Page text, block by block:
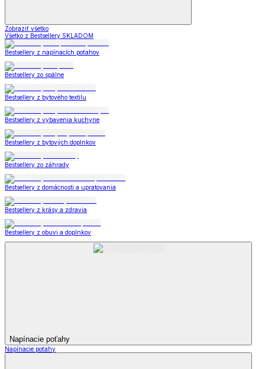
Zobraziť všetko
Všetko z Bestsellery SKLADOM
Bestsellery z napínacích poťahov
Bestsellery zo spálne
Bestsellery z bytového textilu
Bestsellery z vybavenia kuchyne
Bestsellery z bytových doplnkov
Bestsellery zo záhrady
Bestsellery z domácnosti a upratovania
Bestsellery z krásy a zdravia
Bestsellery z obuvi a doplnkov
Napínacie poťahy
Napínacie poťahy